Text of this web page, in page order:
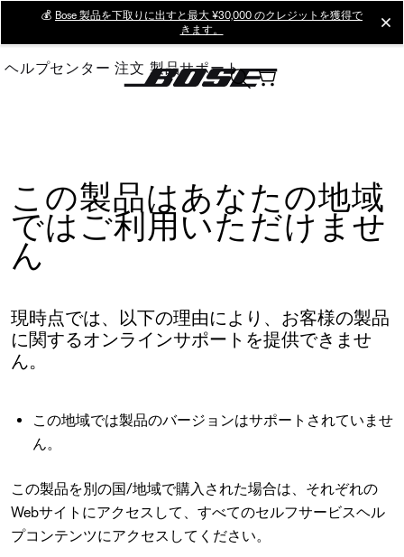
Main
💰 Bose 製品を下取りに出すと最大 ¥30,000 のクレジットを獲得で
きます。
ヘルプセンター 注文 製品サポート
この製品はあなたの地域
ではご利用いただけませ
ん
現時点では、以下の理由により、お客様の製品
に関するオンラインサポートを提供できませ
ん。
この地域では製品のバージョンはサポートされていませ
ん。
この製品を別の国/地域で購入された場合は、それぞれの
Webサイトにアクセスして、すべてのセルフサービスヘル
プコンテンツにアクセスしてください。